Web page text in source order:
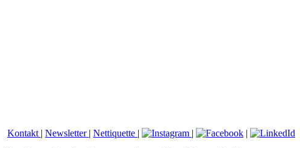
Kontakt Newsletter Nettiquette